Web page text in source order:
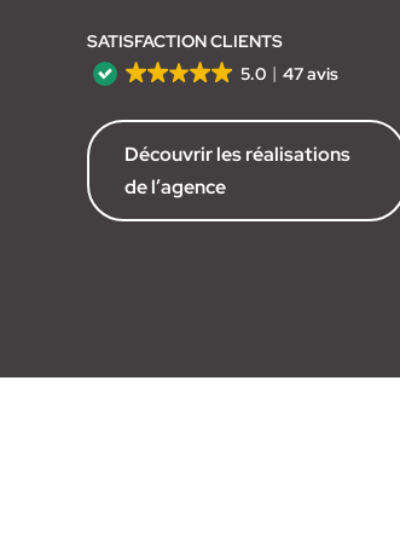
SATISFACTION CLIENTS
5.0
47 avis
Découvrir les réalisations
de l’agence